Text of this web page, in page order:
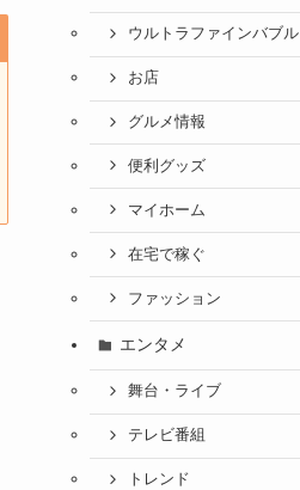
ウルトラファインバブル
お店
グルメ情報
便利グッズ
マイホーム
在宅で稼ぐ
ファッション
エンタメ
舞台・ライブ
テレビ番組
トレンド